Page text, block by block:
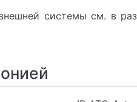
системы см. в